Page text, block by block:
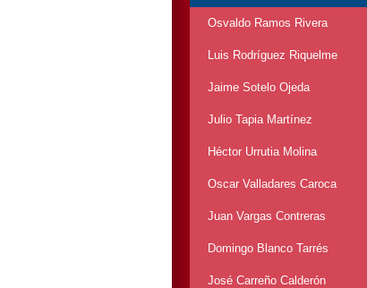
Osvaldo Ramos Rivera
Luis Rodríguez Riquelme
Jaime Sotelo Ojeda
Julio Tapia Martínez
Héctor Urrutia Molina
Oscar Valladares Caroca
Juan Vargas Contreras
Domingo Blanco Tarrés
José Carreño Calderón